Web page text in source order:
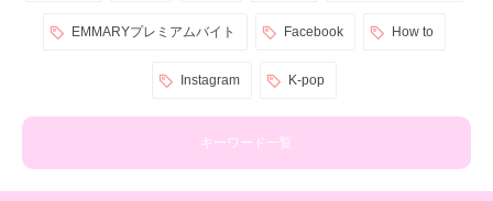
EMMARYプレミアムバイト Facebook How to
Instagram K-pop
キーワード一覧